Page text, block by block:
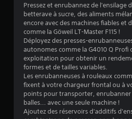
Pressez et enrubannez de l'ensilage
betterave à sucre, des aliments
encore avec des machines fiables et
comme la Göweil LT-Master F115 !
Déployez des presses-
autonomes comme la G4010 Q Profi
exploitation pour obtenir un
formes et de tailles variables.
Les enrubanneuses à rouleaux
fixent à votre chargeur frontal ou à
points pour transporter,
balles... avec une seule machine !
Ajoutez des réservoirs d'additifs